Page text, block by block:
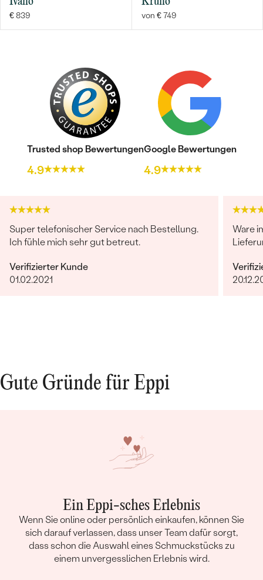
€ 839 von € 749
Trusted shop Bewertungen
4.9
Google Bewertungen
4.9
Super telefonischer Service nach Bestellung.
Ich fühle mich sehr gut betreut.
Verifizierter Kunde
01.02.2021
Ware
Gute Gründe für Eppi
Ein Eppi-sches Erlebnis
Wenn Sie online oder persönlich einkaufen, können Sie
sich darauf verlassen, dass unser Team dafür sorgt,
dass schon die Auswahl eines Schmuckstücks zu
einem unvergesslichen Erlebnis wird.